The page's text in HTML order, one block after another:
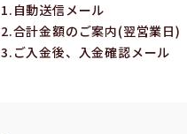
1.⾃動送信メール
2.合計⾦額のご案内(翌営業⽇)
3.ご⼊⾦後、⼊⾦確認メール